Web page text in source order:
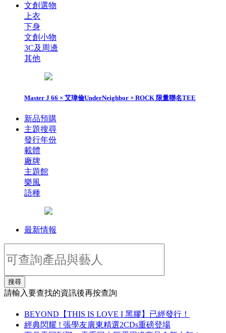
文創選物
上衣
下身
文創小物
3C及周邊
其他
Master J 66 × 艾瑋倫UnderNeighbor × ROCK 限量聯名TEE
新品預購
主題搜尋
發行年份
載體
廠牌
主題館
樂風
語種
最新情報
搜尋
請輸入要查找的資訊後再按查詢
BEYOND【THIS IS LOVE I 黑膠】已經發行！
經典閃耀 ! 張學友廣東精選2CDs重磅登場